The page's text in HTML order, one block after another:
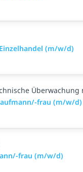
(m/w/d)
Überwachung
frau (m/w/d)
frau (m/w/d)